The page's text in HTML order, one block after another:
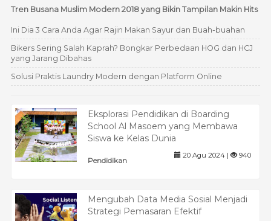
Tren Busana Muslim Modern 2018 yang Bikin Tampilan Makin Hits
Ini Dia 3 Cara Anda Agar Rajin Makan Sayur dan Buah-buahan
Bikers Sering Salah Kaprah? Bongkar Perbedaan HOG dan HCJ
yang Jarang Dibahas
Solusi Praktis Laundry Modern dengan Platform Online
Eksplorasi Pendidikan di Boarding
School Al Masoem yang Membawa
Siswa ke Kelas Dunia
Pendidikan
20 Agu 2024 | 940
Mengubah Data Media Sosial Menjadi
Strategi Pemasaran Efektif